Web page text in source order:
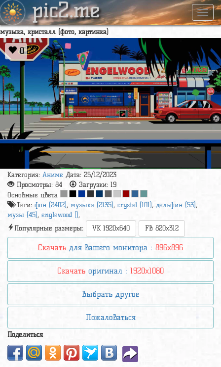
pic2.me
музыка, кристалл (фото, картинка)
0
Категория: Аниме Дата: 25/12/2023
Просмотры: 84 Загрузки: 19
Основные цвета
Теги: фон (2402), музыка (2135), crystal (101), дельфин (53),
музы (45), englewood (),
Популярные размеры:
VK 1920x640 FB 820x312
Скачать для вашего монитора : 896x896
Скачать оригинал : 1920x1080
Выбрать другое
Пожаловаться
Поделиться